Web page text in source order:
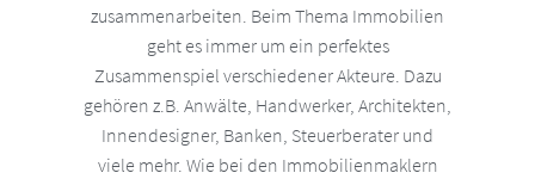
zusammenarbeiten. Beim Thema Immobilien
geht es immer um ein perfektes
Zusammenspiel verschiedener Akteure. Dazu
gehören z.B. Anwälte, Handwerker, Architekten,
Innendesigner, Banken, Steuerberater und
viele mehr. Wie bei den Immobilienmaklern